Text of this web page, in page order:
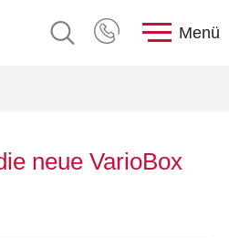
Menü
neue VarioBox